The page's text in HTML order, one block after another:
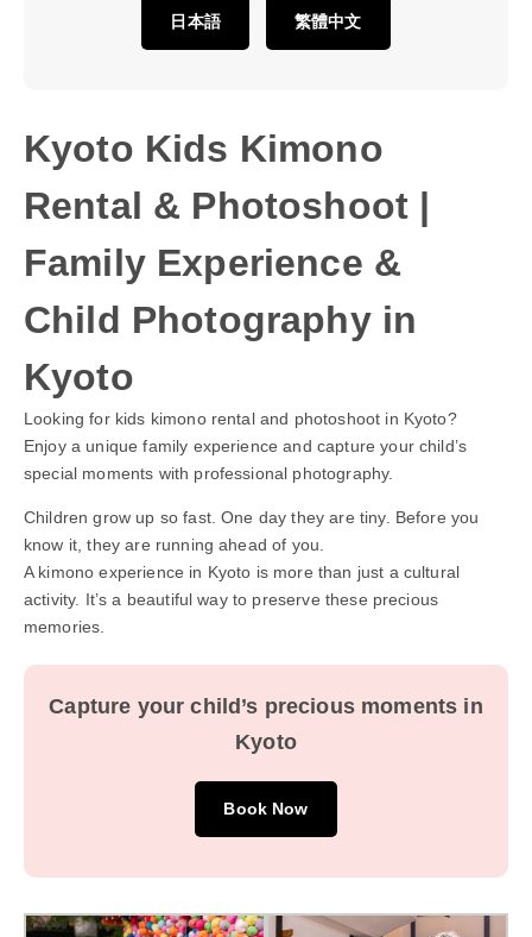
日本語 繁體中文
Kyoto Kids Kimono
Rental & Photoshoot |
Family Experience &
Child Photography in
Kyoto
Looking for kids kimono rental and photoshoot in Kyoto?
Enjoy a unique family experience and capture your child’s
special moments with professional photography.
Children grow up so fast. One day they are tiny. Before you
know it, they are running ahead of you.
A kimono experience in Kyoto is more than just a cultural
activity. It’s a beautiful way to preserve these precious
memories.
Capture your child’s precious moments in
Kyoto
Book Now